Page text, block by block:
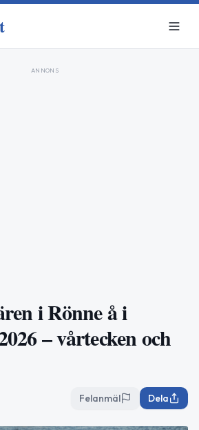
ANNONS
i Rönne å i
– vårtecken och
Felanmäl Dela